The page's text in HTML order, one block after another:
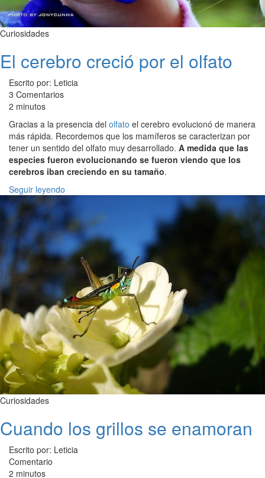
Curiosidades
El cerebro creció por el olfato
Escrito por: Leticia
3 Comentarios
2 minutos
Gracias a la presencia del olfato el cerebro evolucionó de manera
más rápida. Recordemos que los mamíferos se caracterizan por
tener un sentido del olfato muy desarrollado. A medida que las
especies fueron evolucionando se fueron viendo que los
cerebros iban creciendo en su tamaño.
Seguir leyendo
Curiosidades
Cuando los grillos se enamoran
Escrito por: Leticia
Comentario
2 minutos